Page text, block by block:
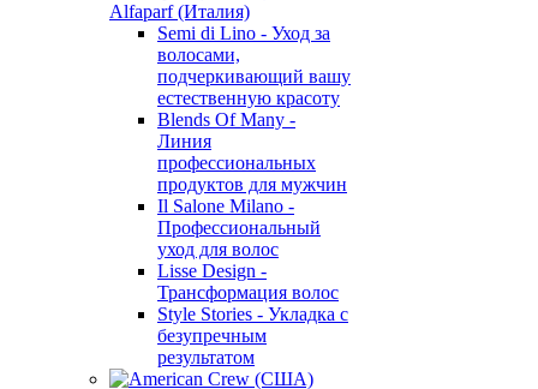
Alfaparf (Италия)
Semi di Lino - Уход за
волосами,
подчеркивающий вашу
естественную красоту
Blends Of Many -
Линия
профессиональных
продуктов для мужчин
Il Salone Milano -
Профессиональный
уход для волос
Lisse Design -
Трансформация волос
Style Stories - Укладка с
безупречным
результатом